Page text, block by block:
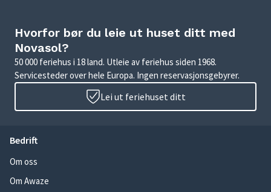
Hvorfor bør du leie ut huset ditt med
Novasol?
50 000 feriehus i 18 land. Utleie av feriehus siden 1968.
Servicesteder over hele Europa. Ingen reservasjonsgebyrer.
Lei ut feriehuset ditt
Bedrift
Om oss
Om Awaze